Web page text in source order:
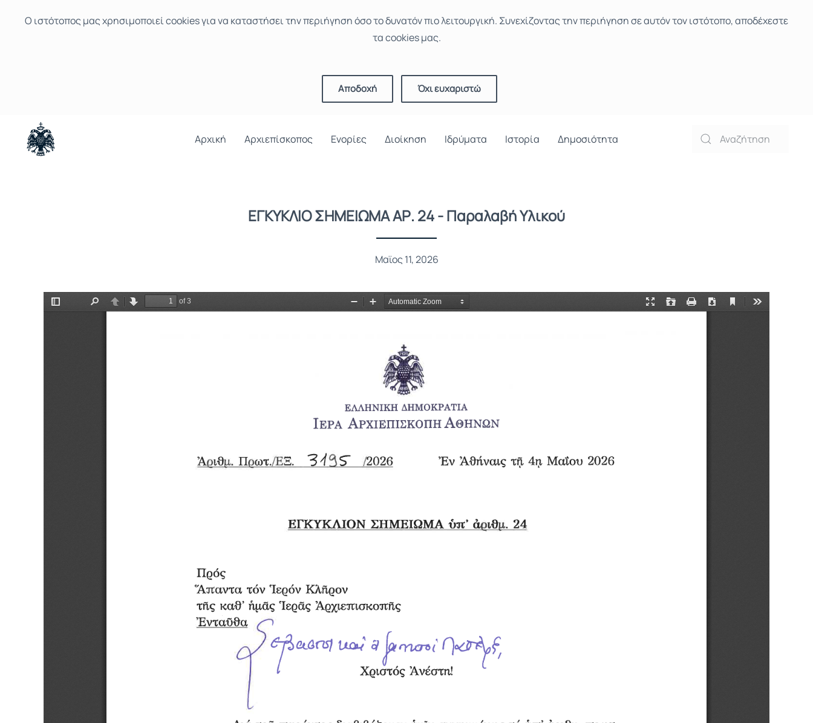
Ο ιστότοπoς μας χρησιμοποιεί cookies για να καταστήσει την περιήγηση όσο το δυνατόν πιο λειτουργική. Συνεχίζοντας την περιήγηση σε αυτόν τον ιστότοπο, αποδέχεστε
τα cookies μας.
Αποδοχή Όχι ευχαριστώ
Αρχική Αρχιεπίσκοπος Ενορίες Διοίκηση Ιδρύματα Ιστορία Δημοσιότητα
ΕΓΚΥΚΛΙΟ ΣΗΜΕΙΩΜΑ ΑΡ. 24 - Παραλαβή Υλικού
Μαϊος 11, 2026